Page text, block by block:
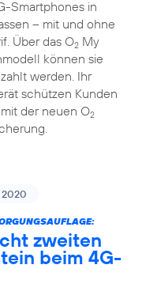
Smartphones in
– mit und ohne
Über das O2My
können sie
werden. Ihr
schützen Kunden
der neuen O2
zweiten
beim 4G-